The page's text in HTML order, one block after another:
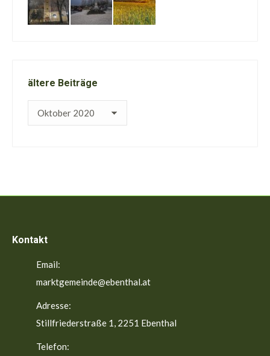
ältere Beiträge
ältere
Kontakt
Email:
marktgemeinde@ebenthal.at
Adresse:
Stillfriederstraße 1, 2251 Ebenthal
Telefon: